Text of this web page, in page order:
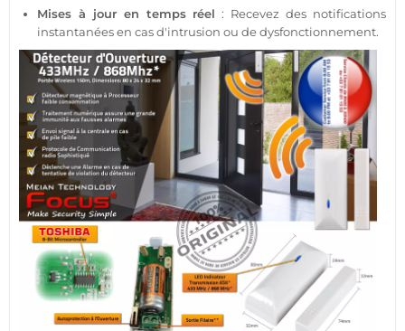
Mises à jour en temps réel : Recevez des notifications
instantanées en cas d'intrusion ou de dysfonctionnement.